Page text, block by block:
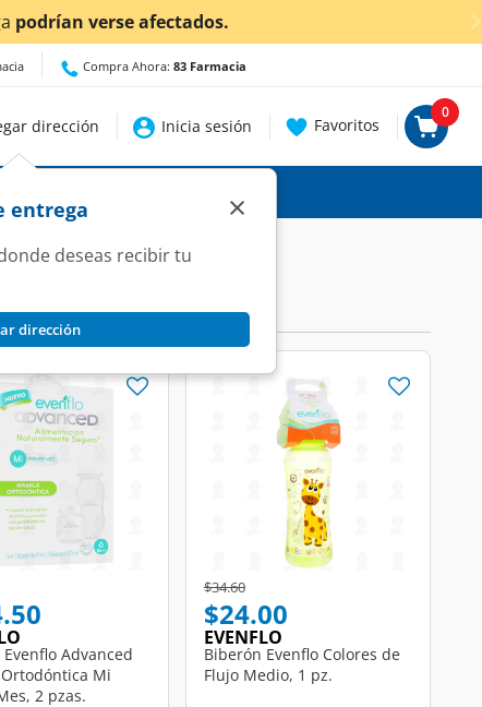
Compra Ahora: 83 Farmacia
dirección
entrega
deseas recibir tu
dirección
×
Inicia sesión Favoritos
0
Advanced
Mi
2 pzas.
Price reduced from
$34.60to
$24.00
EVENFLO
Biberón Evenflo Colores de
Flujo Medio, 1 pz.